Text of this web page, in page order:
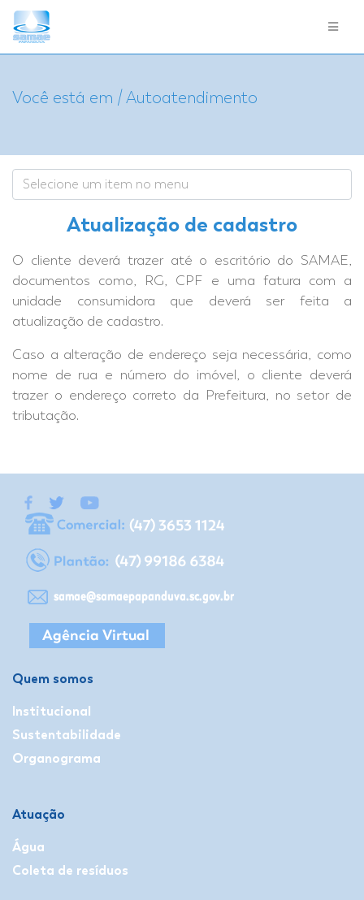
Você está em / Autoatendimento
Atualização de cadastro
O cliente deverá trazer até o escritório do SAMAE,
documentos como, RG, CPF e uma fatura com a
unidade consumidora que deverá ser feita a
atualização de cadastro.
Caso a alteração de endereço seja necessária, como
nome de rua e número do imóvel, o cliente deverá
trazer o endereço correto da Prefeitura, no setor de
tributação.
Quem somos
Institucional
Sustentabilidade
Organograma
Atuação
Água
Coleta de resíduos